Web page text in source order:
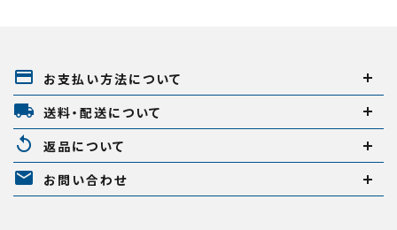
payment お支払い方法について
local_shipping 送料・配送について
replay 返品について
mail お問い合わせ